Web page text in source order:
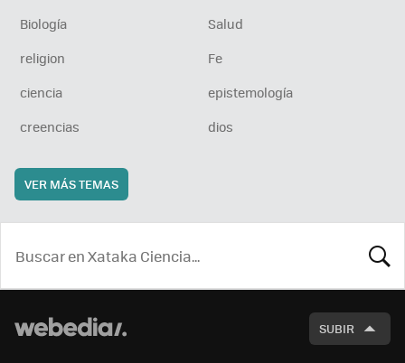
Biología
Salud
religion
Fe
ciencia
epistemología
creencias
dios
VER MÁS TEMAS
SUBIR